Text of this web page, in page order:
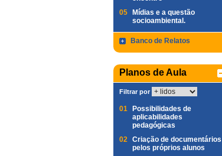
05
Mídias e a questão
socioambiental.
Banco de Relatos
Planos de Aula
Filtrar por
01
Possibilidades de
aplicabilidades
pedagógicas
02 Criação de documentários
pelos próprios alunos